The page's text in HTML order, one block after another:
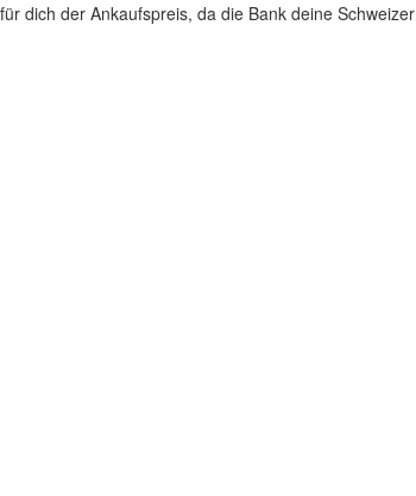
dich der Ankaufspreis, da die Bank deine Schweizer